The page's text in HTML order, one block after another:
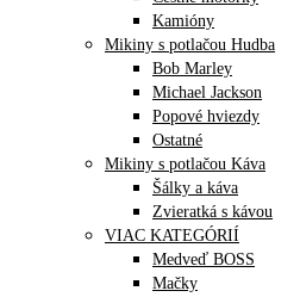
Kamióny
Mikiny s potlačou Hudba
Bob Marley
Michael Jackson
Popové hviezdy
Ostatné
Mikiny s potlačou Káva
Šálky a káva
Zvieratká s kávou
VIAC KATEGÓRIÍ
Medveď BOSS
Mačky